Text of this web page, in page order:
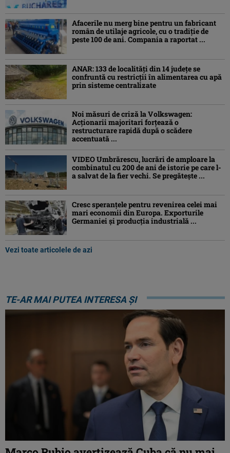
Afacerile nu merg bine pentru un fabricant
român de utilaje agricole, cu o tradiție de
peste 100 de ani. Compania a raportat ...
ANAR: 133 de localități din 14 județe se
confruntă cu restricții în alimentarea cu apă
prin sisteme centralizate
Noi măsuri de criză la Volkswagen:
Acționarii majoritari forțează o
restructurare rapidă după o scădere
accentuată ...
VIDEO Umbrărescu, lucrări de amploare la
combinatul cu 200 de ani de istorie pe care l-
a salvat de la fier vechi. Se pregătește ...
Cresc speranțele pentru revenirea celei mai
mari economii din Europa. Exporturile
Germaniei și producția industrială ...
Vezi toate articolele de azi
TE-AR MAI PUTEA INTERESA ȘI